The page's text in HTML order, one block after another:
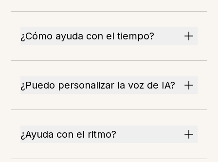
¿Cómo ayuda con el tiempo?
¿Puedo personalizar la voz de IA?
¿Ayuda con el ritmo?